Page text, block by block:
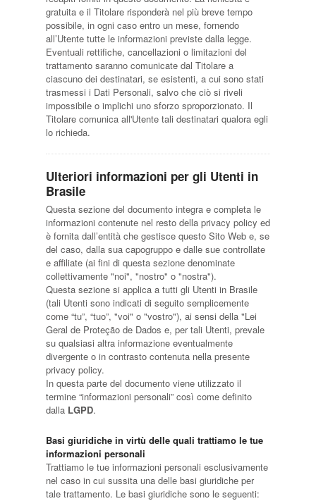
gratuita e il Titolare risponderà nel più breve tempo
possibile, in ogni caso entro un mese, fornendo
all’Utente tutte le informazioni previste dalla legge.
Eventuali rettifiche, cancellazioni o limitazioni del
trattamento saranno comunicate dal Titolare a
ciascuno dei destinatari, se esistenti, a cui sono stati
trasmessi i Dati Personali, salvo che ciò si riveli
impossibile o implichi uno sforzo sproporzionato. Il
Titolare comunica all'Utente tali destinatari qualora egli
lo richieda.
Ulteriori informazioni per gli Utenti in
Brasile
Questa sezione del documento integra e completa le
informazioni contenute nel resto della privacy policy ed
è fornita dall’entità che gestisce questo Sito Web e, se
del caso, dalla sua capogruppo e dalle sue controllate
e affiliate (ai fini di questa sezione denominate
collettivamente "noi", "nostro" o "nostra").
Questa sezione si applica a tutti gli Utenti in Brasile
(tali Utenti sono indicati di seguito semplicemente
come “tu”, “tuo”, "voi" o "vostro"), ai sensi della "Lei
Geral de Proteção de Dados e, per tali Utenti, prevale
su qualsiasi altra informazione eventualmente
divergente o in contrasto contenuta nella presente
privacy policy.
In questa parte del documento viene utilizzato il
termine “informazioni personali” così come definito
dalla LGPD.
Basi giuridiche in virtù delle quali trattiamo le tue
informazioni personali
Trattiamo le tue informazioni personali esclusivamente
nel caso in cui sussita una delle basi giuridiche per
tale trattamento. Le basi giuridiche sono le seguenti: